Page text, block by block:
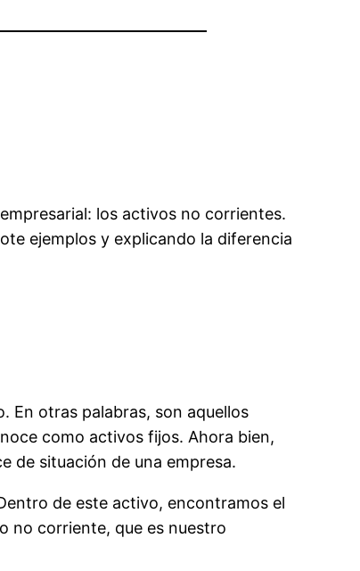
los activos no corrientes.
ejemplos y explicando la diferencia
En otras palabras, son aquellos
como activos fijos. Ahora bien,
de situación de una empresa.
de este activo, encontramos el
no corriente, que es nuestro